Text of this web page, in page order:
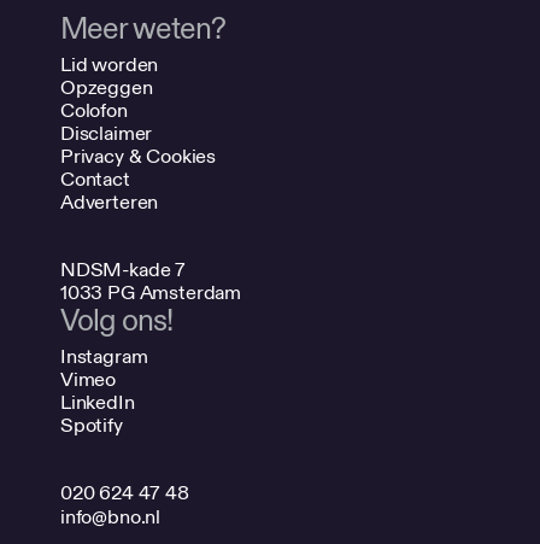
Meer weten?
Lid worden
Opzeggen
Colofon
Disclaimer
Privacy & Cookies
Contact
Adverteren
NDSM-kade 7
1033 PG Amsterdam
Volg ons!
Instagram
Vimeo
LinkedIn
Spotify
020 624 47 48
info@bno.nl